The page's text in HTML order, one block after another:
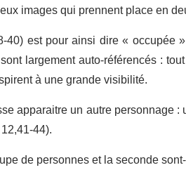
images qui prennent place en
40) est pour ainsi dire « occupée
largement auto-référencés :
à une grande visibilité.
apparaitre un autre personnage
44).
de personnes et la seconde